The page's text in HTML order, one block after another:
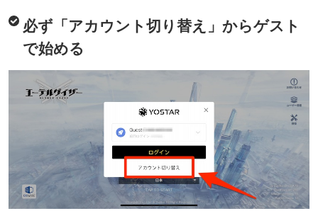
必ず「アカウント切り替え」からゲスト
で始める